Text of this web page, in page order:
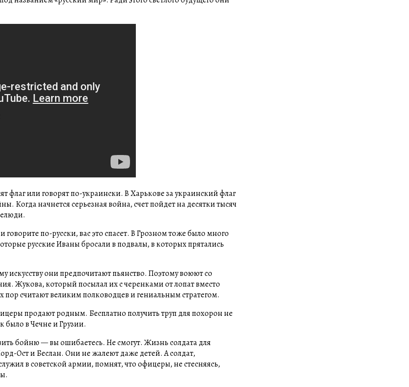
флаг или говорят по-украински. В Харькове за украинский флаг
Когда начнется серьезная война, счет пойдет на десятки тысяч
по-русски, вас это спасет. В Грозном тоже было много
русские Иваны бросали в подвалы, в которых прятались
искусству они предпочитают пьянство. Поэтому воюют со
Жукова, который посылал их с черенками от лопат вместо
считают великим полководцев и гениальным стратегом.
продают родным. Бесплатно получить труп для похорон не
было в Чечне и Грузии.
бойню — вы ошибаетесь. Не смогут. Жизнь солдата для
Ост и Беслан. Они не жалеют даже детей. А солдат,
в советской армии, помнят, что офицеры, не стесняясь,